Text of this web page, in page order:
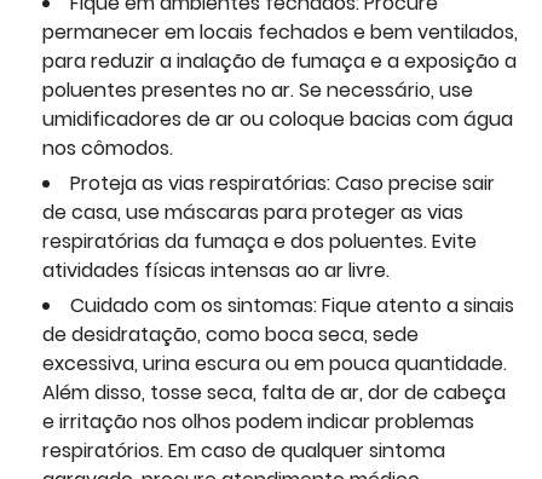
permanecer em locais fechados e bem ventilados,
para reduzir a inalação de fumaça e a exposição a
poluentes presentes no ar. Se necessário, use
umidificadores de ar ou coloque bacias com água
nos cômodos.
Proteja as vias respiratórias: Caso precise sair
de casa, use máscaras para proteger as vias
respiratórias da fumaça e dos poluentes. Evite
atividades físicas intensas ao ar livre.
Cuidado com os sintomas: Fique atento a sinais
de desidratação, como boca seca, sede
excessiva, urina escura ou em pouca quantidade.
Além disso, tosse seca, falta de ar, dor de cabeça
e irritação nos olhos podem indicar problemas
respiratórios. Em caso de qualquer sintoma